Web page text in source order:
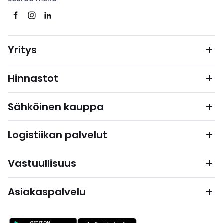
Yritys
Hinnastot
Sähköinen kauppa
Logistiikan palvelut
Vastuullisuus
Asiakaspalvelu